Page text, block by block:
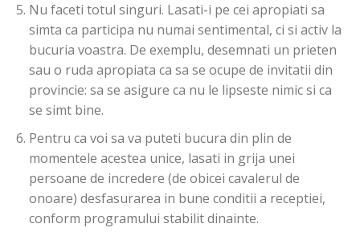
Nu faceti totul singuri. Lasati-i pe cei apropiati sa
simta ca participa nu numai sentimental, ci si activ la
bucuria voastra. De exemplu, desemnati un prieten
sau o ruda apropiata ca sa se ocupe de invitatii din
provincie: sa se asigure ca nu le lipseste nimic si ca
se simt bine.
Pentru ca voi sa va puteti bucura din plin de
momentele acestea unice, lasati in grija unei
persoane de incredere (de obicei cavalerul de
onoare) desfasurarea in bune conditii a receptiei,
conform programului stabilit dinainte.